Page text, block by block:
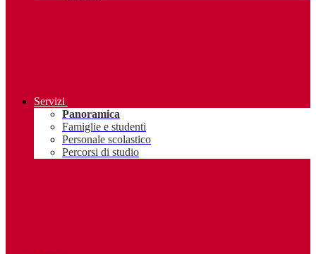
Servizi
Panoramica
Famiglie e studenti
Personale scolastico
Percorsi di studio